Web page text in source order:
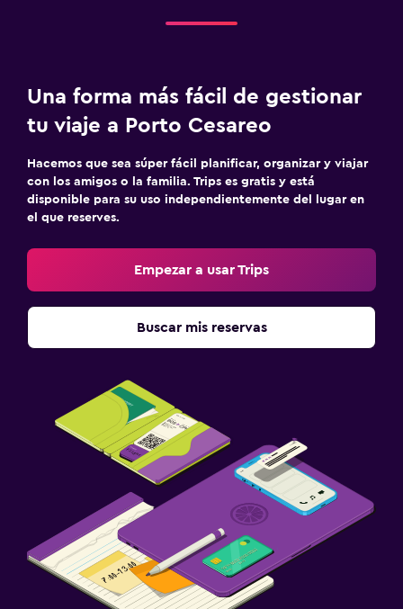
Una forma más fácil de gestionar
tu viaje a Porto Cesareo
Hacemos que sea súper fácil planificar, organizar y viajar
con los amigos o la familia. Trips es gratis y está
disponible para su uso independientemente del lugar en
el que reserves.
Empezar a usar Trips
Buscar mis reservas